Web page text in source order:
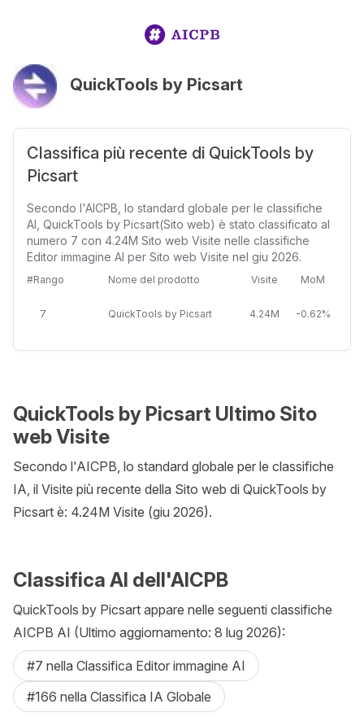
QuickTools by Picsart
Classifica più recente di QuickTools by
Picsart
Secondo l'AICPB, lo standard globale per le classifiche
AI, QuickTools by Picsart(Sito web) è stato classificato al
numero 7 con 4.24M Sito web Visite nelle classifiche
Editor immagine AI per Sito web Visite nel giu 2026.
#Rango Nome del prodotto Visite MoM
7 QuickTools by Picsart 4.24M -0.62%
QuickTools by Picsart Ultimo Sito
web Visite
Secondo l'AICPB, lo standard globale per le classifiche
IA, il Visite più recente della Sito web di QuickTools by
Picsart è: 4.24M Visite (giu 2026).
Classifica AI dell'AICPB
QuickTools by Picsart appare nelle seguenti classifiche
AICPB AI (Ultimo aggiornamento: 8 lug 2026):
#7 nella Classifica Editor immagine AI
#166 nella Classifica IA Globale